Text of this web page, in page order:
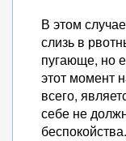
В этом
слизь в
пугающе, но
этот момент
всего,
себе не
беспокойства.